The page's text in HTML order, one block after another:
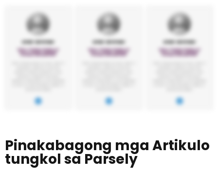
Pinakabagong mga Artikulo
tungkol sa Parsely